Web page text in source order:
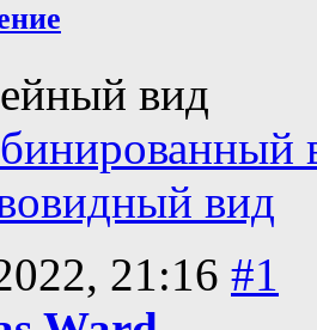
вид
вид
21:16 #1